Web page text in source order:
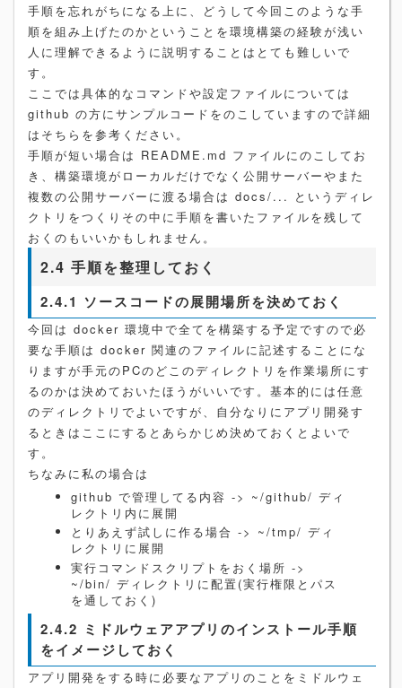
手順を忘れがちになる上に、どうして今回このような手
順を組み上げたのかということを環境構築の経験が浅い
人に理解できるように説明することはとても難しいで
す。
ここでは具体的なコマンドや設定ファイルについては
github の方にサンプルコードをのこしていますので詳細
はそちらを参考ください。
手順が短い場合は README.md ファイルにのこしてお
き、構築環境がローカルだけでなく公開サーバーやまた
複数の公開サーバーに渡る場合は docs/... というディレ
クトリをつくりその中に手順を書いたファイルを残して
おくのもいいかもしれません。
2.4 手順を整理しておく
2.4.1 ソースコードの展開場所を決めておく
今回は docker 環境中で全てを構築する予定ですので必
要な手順は docker 関連のファイルに記述することにな
りますが手元のPCのどこのディレクトリを作業場所にす
るのかは決めておいたほうがいいです。基本的には任意
のディレクトリでよいですが、自分なりにアプリ開発す
るときはここにするとあらかじめ決めておくとよいで
す。
ちなみに私の場合は
github で管理してる内容 -> ~/github/ ディ
レクトリ内に展開
とりあえず試しに作る場合 -> ~/tmp/ ディ
レクトリに展開
実行コマンドスクリプトをおく場所 ->
~/bin/ ディレクトリに配置(実行権限とパス
を通しておく)
2.4.2 ミドルウェアアプリのインストール手順
をイメージしておく
アプリ開発をする時に必要なアプリのことをミドルウェ